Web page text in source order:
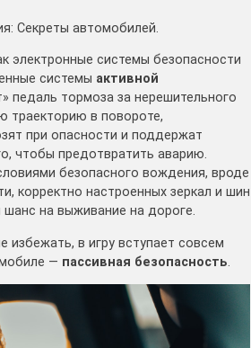
Секреты автомобилей.
электронные системы безопасности
системы активной
педаль тормоза за нерешительного
траекторию в повороте,
при опасности и поддержат
чтобы предотвратить аварию.
безопасного вождения, вроде
корректно настроенных зеркал и шин
шанс на выживание на дороге.
избежать, в игру вступает совсем
— пассивная безопасность.